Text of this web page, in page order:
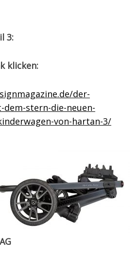
3:
klicken:
der-
stern-die-neuen-
von-hartan-3/